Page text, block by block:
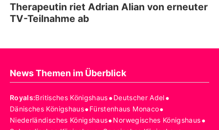
Therapeutin riet Adrian Alian von erneuter
TV-Teilnahme ab
News Themen im Überblick
Royals:Britisches Königshaus•Deutscher Adel•
Dänisches Königshaus•Fürstenhaus Monaco•
Niederländisches Königshaus•Norwegisches Königshaus•